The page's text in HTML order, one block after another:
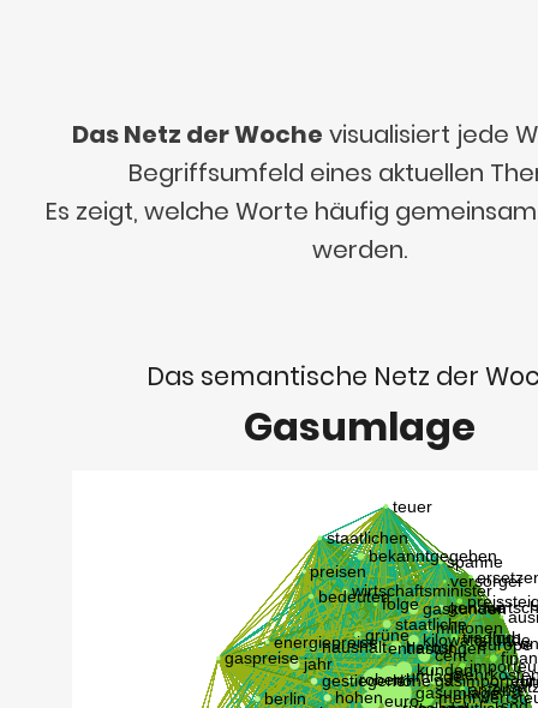
Das Netz der Woche visualisiert jede
Begriffsumfeld eines aktuellen
Es zeigt, welche Worte häufig
werden.
Das semantische Netz der
Gasumlage